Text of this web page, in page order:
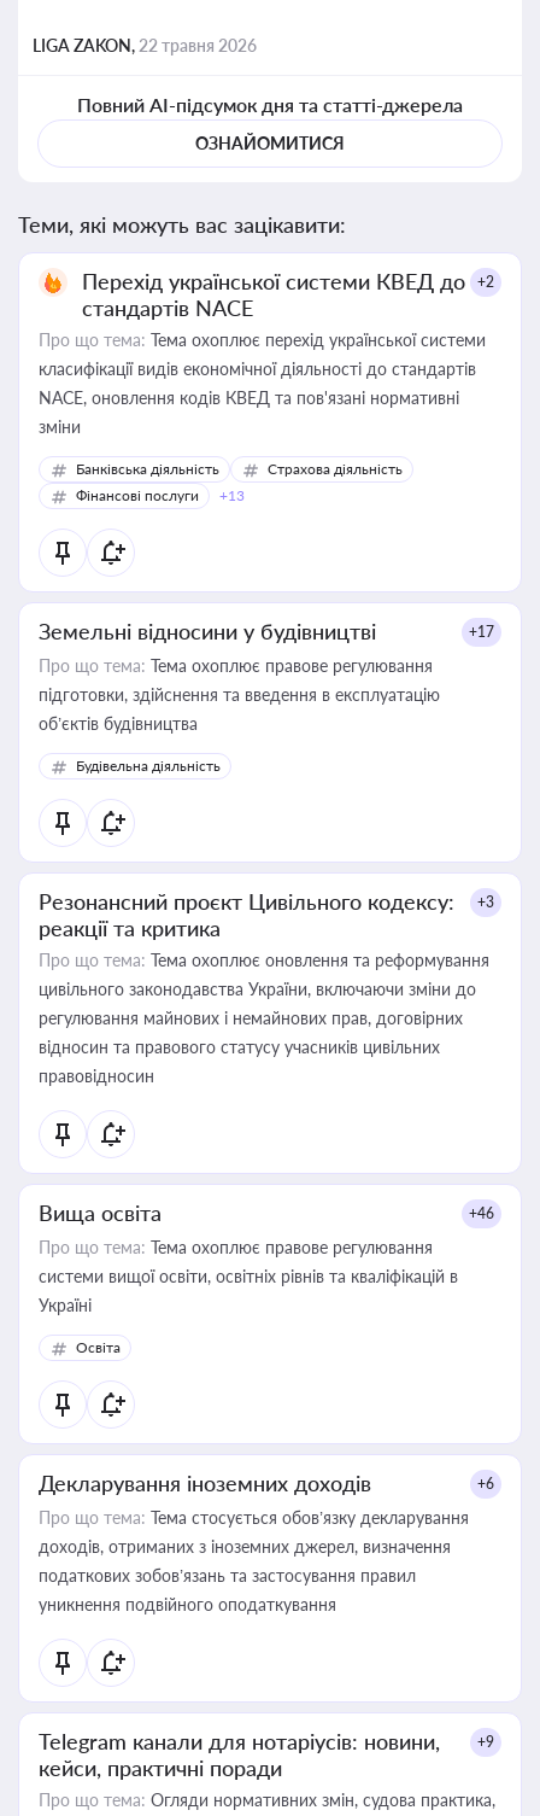
LIGA ZAKON, 22 травня 2026
Повний AI-підсумок дня та статті-джерела
ОЗНАЙОМИТИСЯ
Теми, які можуть вас зацікавити:
Перехід української системи КВЕД до
стандартів NACE
+2
Про що тема: Тема охоплює перехід української системи
класифікації видів економічної діяльності до стандартів
NACE, оновлення кодів КВЕД та пов'язані нормативні
зміни
Банківська діяльність
Страхова діяльність
Фінансові послуги
+13
Земельні відносини у будівництві +17
Про що тема: Тема охоплює правове регулювання
підготовки, здійснення та введення в експлуатацію
об’єктів будівництва
Будівельна діяльність
Резонансний проєкт Цивільного кодексу:
реакції та критика
+3
Про що тема: Тема охоплює оновлення та реформування
цивільного законодавства України, включаючи зміни до
регулювання майнових і немайнових прав, договірних
відносин та правового статусу учасників цивільних
правовідносин
Вища освіта +46
Про що тема: Тема охоплює правове регулювання
системи вищої освіти, освітніх рівнів та кваліфікацій в
Україні
Освіта
Декларування іноземних доходів +6
Про що тема: Тема стосується обов’язку декларування
доходів, отриманих з іноземних джерел, визначення
податкових зобов’язань та застосування правил
уникнення подвійного оподаткування
Telegram канали для нотаріусів: новини,
кейси, практичні поради
+9
Про що тема: Огляди нормативних змін, судова практика,